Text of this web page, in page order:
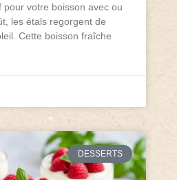
pour votre boisson avec ou
les étals regorgent de
Cette boisson fraîche
DESSERTS